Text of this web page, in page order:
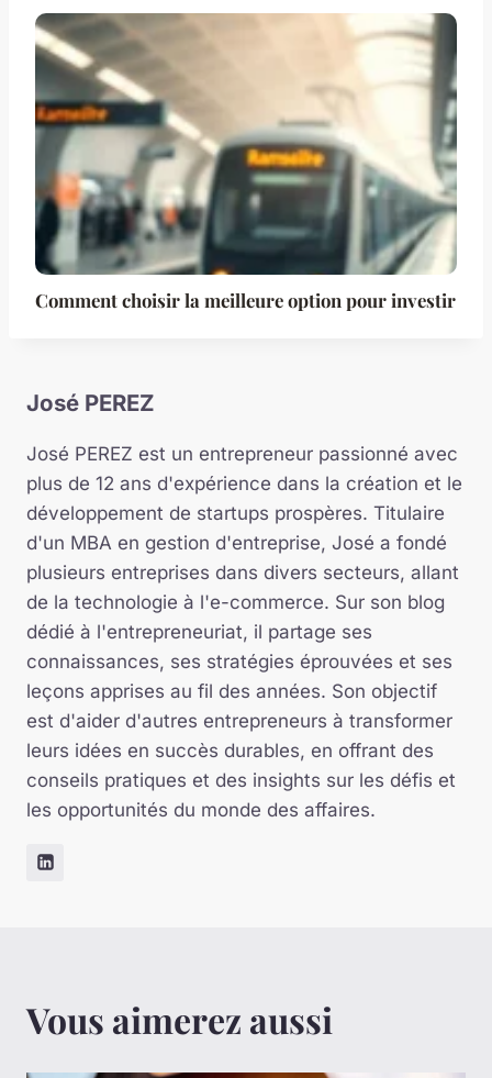
Comment choisir la meilleure option pour investir
José PEREZ
José PEREZ est un entrepreneur passionné avec
plus de 12 ans d'expérience dans la création et le
développement de startups prospères. Titulaire
d'un MBA en gestion d'entreprise, José a fondé
plusieurs entreprises dans divers secteurs, allant
de la technologie à l'e-commerce. Sur son blog
dédié à l'entrepreneuriat, il partage ses
connaissances, ses stratégies éprouvées et ses
leçons apprises au fil des années. Son objectif
est d'aider d'autres entrepreneurs à transformer
leurs idées en succès durables, en offrant des
conseils pratiques et des insights sur les défis et
les opportunités du monde des affaires.
Vous aimerez aussi